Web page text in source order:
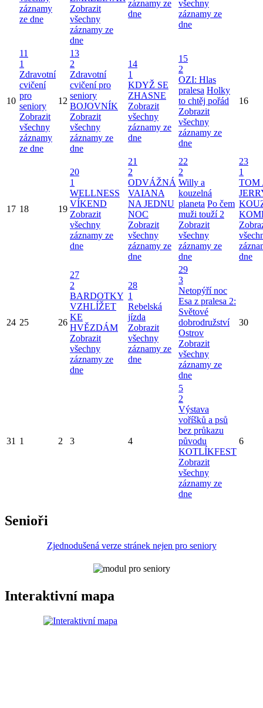
záznamy
ze dne
Zobrazit
všechny
záznamy ze
dne
záznamy ze
dne
všechny
záznamy ze
dne
10
11
1
Zdravotní
cvičení
pro
seniory
Zobrazit
všechny
záznamy
ze dne
12
13
2
Zdravotní
cvičení pro
seniory
BOJOVNÍK
Zobrazit
všechny
záznamy ze
dne
14
1
KDYŽ SE
ZHASNE
Zobrazit
všechny
záznamy ze
dne
15
2
OZI: Hlas
pralesa Holky
to chtěj pořád
Zobrazit
všechny
záznamy ze
dne
16
17 18 19
20
1
WELLNESS
VÍKEND
Zobrazit
všechny
záznamy ze
dne
21
2
ODVÁŽNÁ
VAIANA
NA JEDNU
NOC
Zobrazit
všechny
záznamy ze
dne
22
2
Willy a
kouzelná
planeta Po čem
muži touží 2
Zobrazit
všechny
záznamy ze
dne
23
1
TOM
dne
24 25 26
27
2
BARDOTKY
VZHLÍŽET
KE
HVĚZDÁM
Zobrazit
všechny
záznamy ze
dne
28
1
Rebelská
jízda
Zobrazit
všechny
záznamy ze
dne
29
3
Netopýří noc
Esa z pralesa 2:
Světové
dobrodružství
Ostrov
Zobrazit
všechny
záznamy ze
dne
30
31 1 2 3 4
5
2
Výstava
voříšků a psů
bez průkazu
původu
KOTLÍKFEST
Zobrazit
všechny
záznamy ze
dne
6
Senioři
Zjednodušená verze stránek nejen pro seniory
Interaktivní mapa